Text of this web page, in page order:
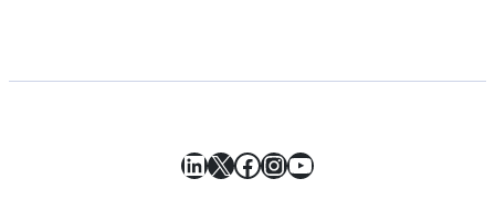
LinkedIn
X Facebook
Instagram
YouTube